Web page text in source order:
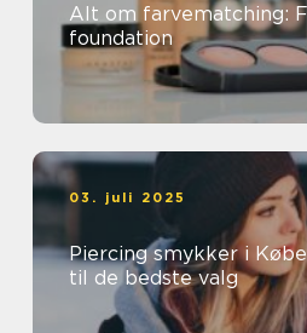
Alt om farvematching:
foundation
03. juli 2025
Piercing smykker i
til de bedste valg